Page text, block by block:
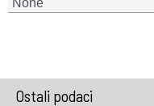
Ostali podaci